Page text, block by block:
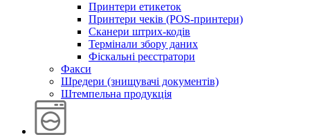
Принтери етикеток
Принтери чеків (POS-принтери)
Сканери штрих-кодів
Термінали збору даних
Фіскальні реєстратори
Факси
Шредери (знищувачі документів)
Штемпельна продукція